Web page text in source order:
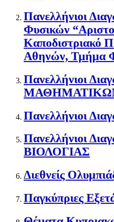
Πανελλήνιοι
Φυσικών
Καποδιστριακό
Αθηνών, Τμήμα
Πανελλήνιοι
Πανελλήνιοι
Πανελλήνιοι
ΒΙΟΛΟΓΙΑΣ
Διεθνείς
Παγκύπριες